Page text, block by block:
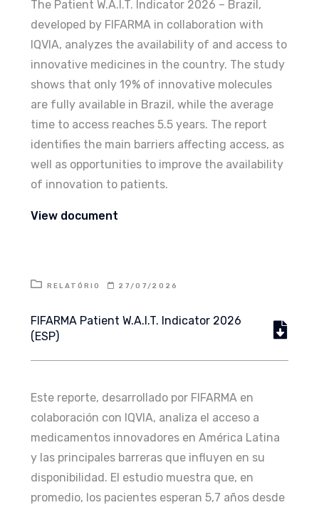
The Patient W.A.I.T. Indicator 2026 – Brazil,
developed by FIFARMA in collaboration with
IQVIA, analyzes the availability of and access to
innovative medicines in the country. The study
shows that only 19% of innovative molecules
are fully available in Brazil, while the average
time to access reaches 5.5 years. The report
identifies the main barriers affecting access, as
well as opportunities to improve the availability
of innovation to patients.
View document
RELATÓRIO 27/07/2026
FIFARMA Patient W.A.I.T. Indicator 2026
(ESP)
Este reporte, desarrollado por FIFARMA en
colaboración con IQVIA, analiza el acceso a
medicamentos innovadores en América Latina
y las principales barreras que influyen en su
disponibilidad. El estudio muestra que, en
promedio, los pacientes esperan 5,7 años desde